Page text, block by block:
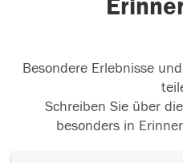
Besondere Erlebnisse
Schreiben Sie über
besonders in